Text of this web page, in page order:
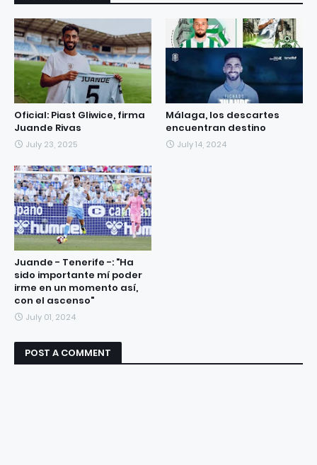
Oficial: Piast Gliwice, firma
Juande Rivas
July 23, 2025
Málaga, los descartes
encuentran destino
July 14, 2024
Juande - Tenerife -: "Ha
sido importante mí poder
irme en un momento así,
con el ascenso"
July 01, 2024
POST A COMMENT